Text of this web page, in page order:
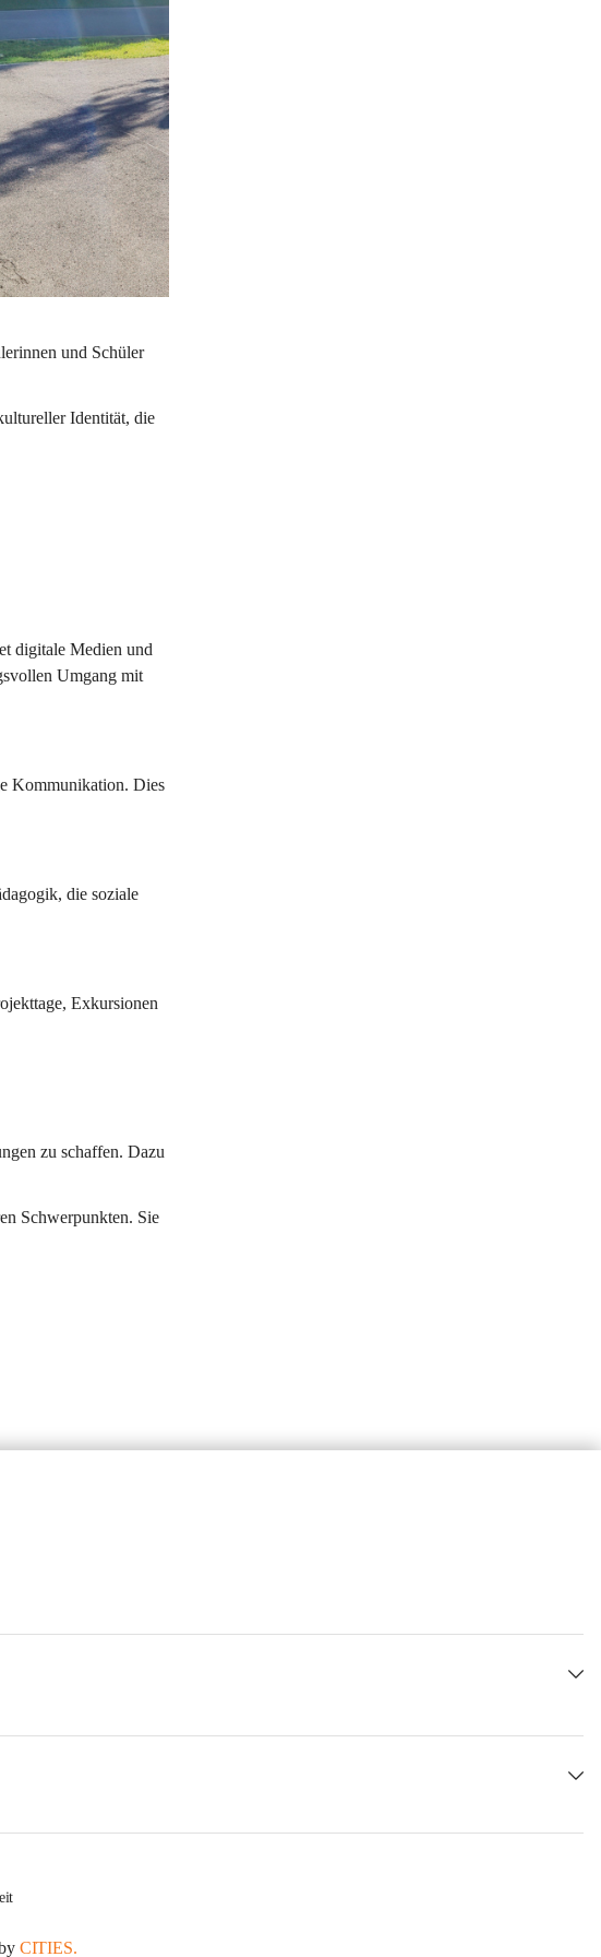
und Schüler
Identität, die
digitale Medien und
Umgang mit
Kommunikation. Dies
die soziale
Exkursionen
zu schaffen. Dazu
Schwerpunkten. Sie
CITIES.